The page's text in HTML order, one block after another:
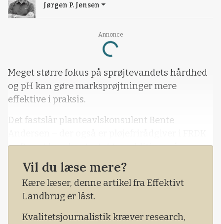
Annonce
Loading...
Jørgen P. Jensen
Meget større fokus på sprøjtevandets hårdhed
og pH kan gøre marksprøjtninger mere
effektive i praksis.
Det fastslår planteavlskonsulent Bente
– efter at hun har testet tre additiver på
vandværksvand med forskellig hårdhed.
Vil du læse mere?
Kære læser, denne artikel fra Effektivt
Landbrug er låst.
Kvalitetsjournalistik kræver research,